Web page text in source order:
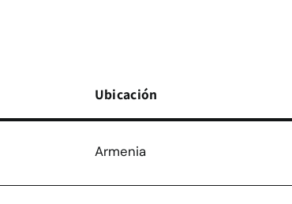
Ubicación
Armenia